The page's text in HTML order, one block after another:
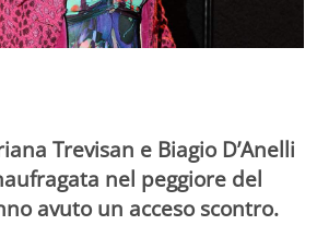
Trevisan e Biagio D’Anelli
nel peggiore del
avuto un acceso scontro.